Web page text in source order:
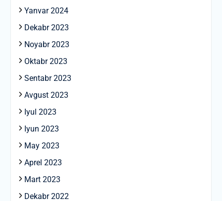
Yanvar 2024
Dekabr 2023
Noyabr 2023
Oktabr 2023
Sentabr 2023
Avgust 2023
Iyul 2023
Iyun 2023
May 2023
Aprel 2023
Mart 2023
Dekabr 2022